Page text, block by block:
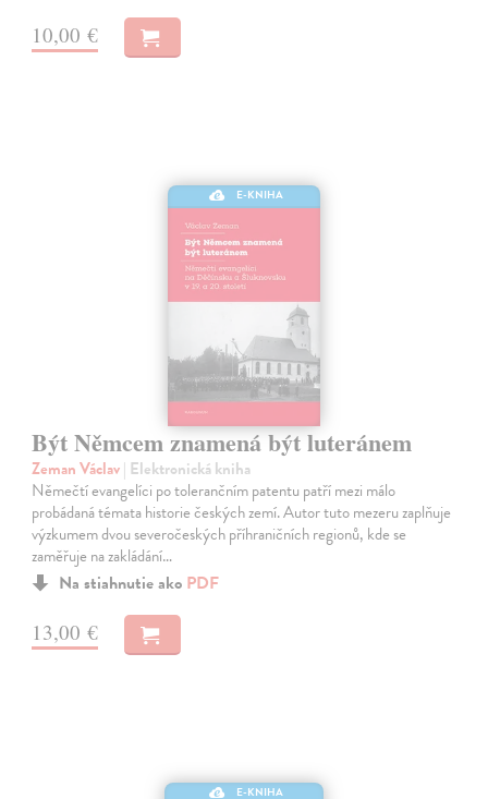
10,00 €
E-KNIHA
Být Němcem znamená být luteránem
Zeman Václav| Elektronická kniha
Němečtí evangelíci po tolerančním patentu patří mezi málo
probádaná témata historie českých zemí. Autor tuto mezeru zaplňuje
výzkumem dvou severočeských příhraničních regionů, kde se
zaměřuje na zakládání…
Na stiahnutie ako PDF
13,00 €
E-KNIHA